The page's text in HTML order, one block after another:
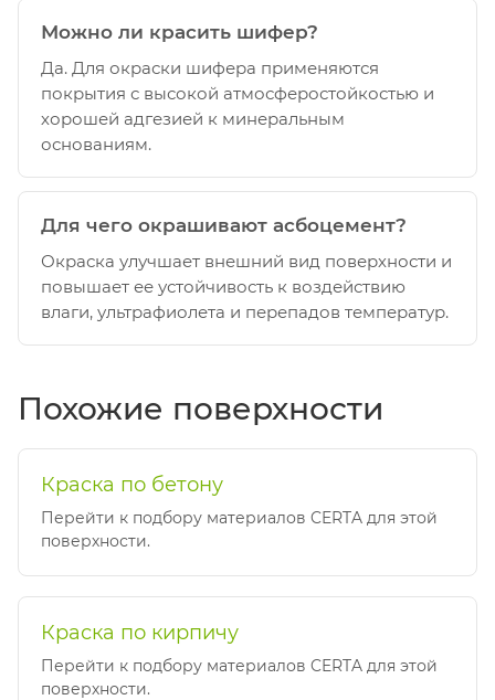
Можно ли красить шифер?
Да. Для окраски шифера применяются
покрытия с высокой атмосферостойкостью и
хорошей адгезией к минеральным
основаниям.
Для чего окрашивают асбоцемент?
Окраска улучшает внешний вид поверхности и
повышает ее устойчивость к воздействию
влаги, ультрафиолета и перепадов температур.
Похожие поверхности
Краска по бетону
Перейти к подбору материалов CERTA для этой
поверхности.
Краска по кирпичу
Перейти к подбору материалов CERTA для этой
поверхности.